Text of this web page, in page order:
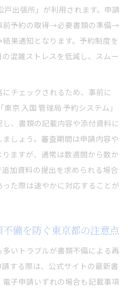
戸出張所」が利用されます。申請
前予約の取得→必要書類の準備→
果通知となります。予約制度を
混雑ストレスを低減し、スムー
チェックされるため、事前に
東京 入国 管理局 予約システム」
、書類の記載内容や添付資料に
しょう。審査期間は申請内容や
ますが、通常は数週間から数か
加資料の提出を求められる場合
た際は速やかに対応することが
備を防ぐ東京都の注意点
いトラブルが書類不備による再
する際は、公式サイトの最新書
子申請いずれの場合も記載事項